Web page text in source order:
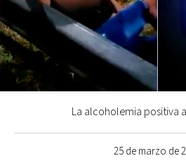
25 de marzo de
La alcoholemia positiva